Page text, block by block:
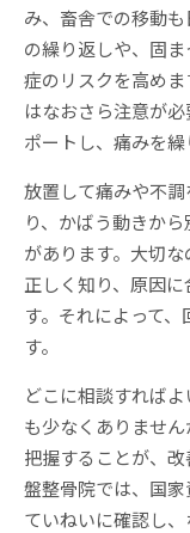
み、畜舎での移動
の繰り返しや、固
症のリスクを高め
はなおさら注意が
ポートし、痛みを繰
放置して痛みや不
り、かばう動きか
があります。大切
正しく知り、原因
す。それによって
す。
どこに相談すれば
も少なくありませ
把握することが、
盤整骨院では、国
ていねいに確認し